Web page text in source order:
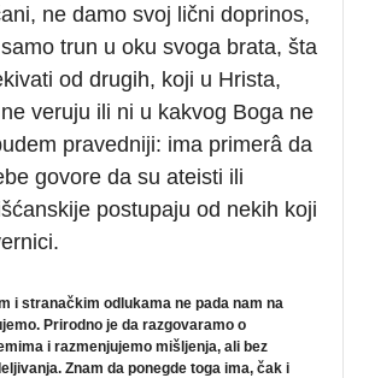
ne damo svoj lični doprinos,
trun u oku svoga brata, šta
od drugih, koji u Hrista,
veruju ili ni u kakvog Boga ne
pravedniji: ima primerâ da
govore da su ateisti ili
postupaju od nekih koji
i stranačkim odlukama ne pada nam na
Prirodno je da razgovaramo o
i razmenjujemo mišljenja, ali bez
Znam da ponegde toga ima, čak i